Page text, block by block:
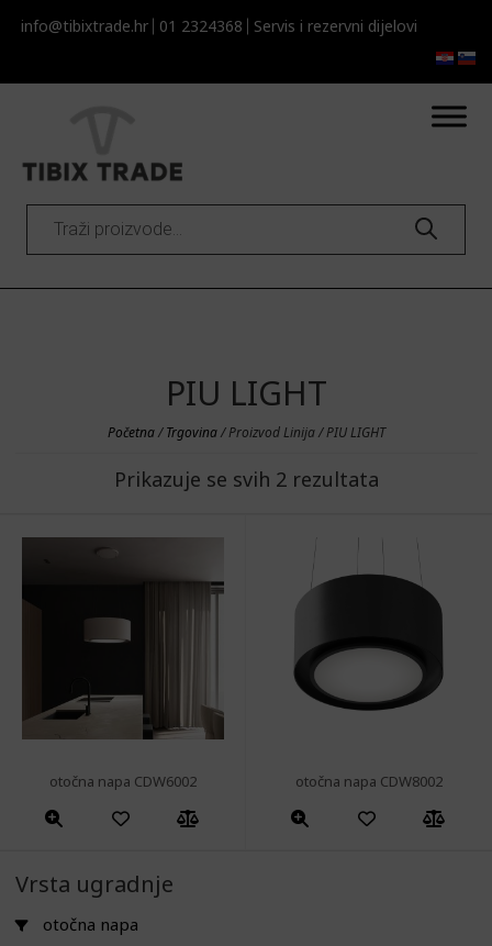
info@tibixtrade.hr 01 2324368 Servis i rezervni dijelovi​​
Products
search
PIU LIGHT
Početna/Trgovina/ Proizvod Linija / PIU LIGHT
Prikazuje se svih 2 rezultata
otočna napa CDW6002 otočna napa CDW8002
Vrsta ugradnje
otočna napa